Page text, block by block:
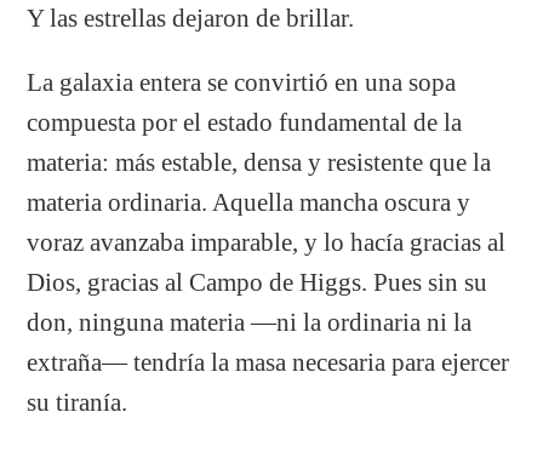
​Y las estrellas dejaron de brillar.
La galaxia entera se convirtió en una sopa
compuesta por el estado fundamental de la
materia: más estable, densa y resistente que la
materia ordinaria. Aquella mancha oscura y
voraz avanzaba imparable, y lo hacía gracias al
Dios, gracias al Campo de Higgs. Pues sin su
don, ninguna materia —ni la ordinaria ni la
extraña— tendría la masa necesaria para ejercer
su tiranía.